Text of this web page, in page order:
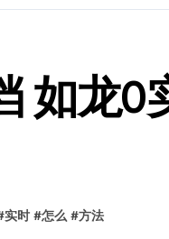
如龙0
实时 #怎么 #方法